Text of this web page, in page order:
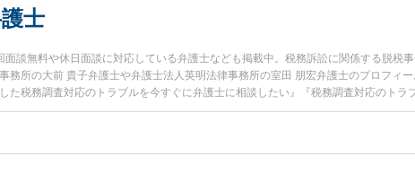
士
談無料や休日面談に対応している弁護士なども掲載中。税務訴訟に関係する脱税
所の大前 貴子弁護士や弁護士法人英明法律事務所の室田 朋宏弁護士のプロフィ
税務調査対応のトラブルを今すぐに弁護士に相談したい』『税務調査対応のトラ
る大阪市阿倍野区内の弁護士に相談予約したい』などでお困りの相談者さんにお